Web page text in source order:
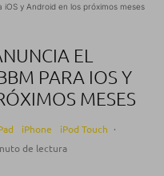
y Android en los próximos meses
EL
PARA IOS Y
MESES
iPhone iPod Touch ·
de lectura